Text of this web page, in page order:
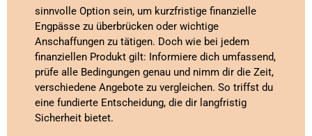
sinnvolle Option sein, um kurzfristige finanzielle
Engpässe zu überbrücken oder wichtige
Anschaffungen zu tätigen. Doch wie bei jedem
finanziellen Produkt gilt: Informiere dich umfassend,
prüfe alle Bedingungen genau und nimm dir die Zeit,
verschiedene Angebote zu vergleichen. So triffst du
eine fundierte Entscheidung, die dir langfristig
Sicherheit bietet.